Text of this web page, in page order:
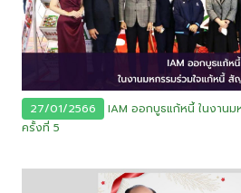
27/01/2566
IAM ออกบูธแก้หนี้ ในงาน
ครั้งที่ 5